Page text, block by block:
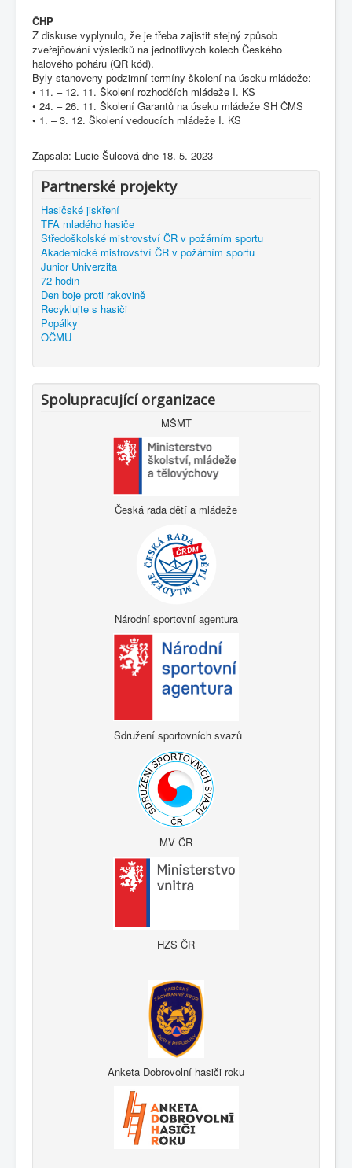
ČHP
Z diskuse vyplynulo, že je třeba zajistit stejný způsob
zveřejňování výsledků na jednotlivých kolech Českého
halového poháru (QR kód).
Byly stanoveny podzimní termíny školení na úseku mládeže:
• 11. – 12. 11. Školení rozhodčích mládeže I. KS
• 24. – 26. 11. Školení Garantů na úseku mládeže SH ČMS
• 1. – 3. 12. Školení vedoucích mládeže I. KS
Zapsala: Lucie Šulcová dne 18. 5. 2023
Partnerské projekty
Hasičské jiskření
TFA mladého hasiče
Středoškolské mistrovství ČR v požárním sportu
Akademické mistrovství ČR v požárním sportu
Junior Univerzita
72 hodin
Den boje proti rakovině
Recyklujte s hasiči
Popálky
OČMU
Spolupracující organizace
MŠMT
Česká rada dětí a mládeže
Národní sportovní agentura
Sdružení sportovních svazů
MV ČR
HZS ČR
Anketa Dobrovolní hasiči roku